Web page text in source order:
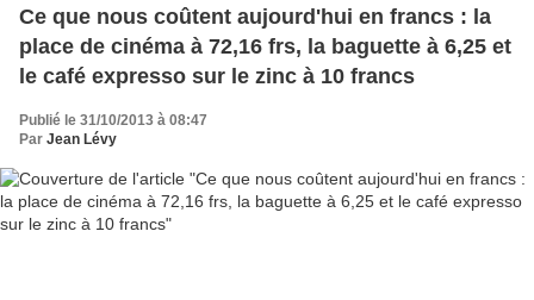
Ce que nous coûtent aujourd'hui en francs : la
place de cinéma à 72,16 frs, la baguette à 6,25 et
le café expresso sur le zinc à 10 francs
Publié le 31/10/2013 à 08:47
Par Jean Lévy